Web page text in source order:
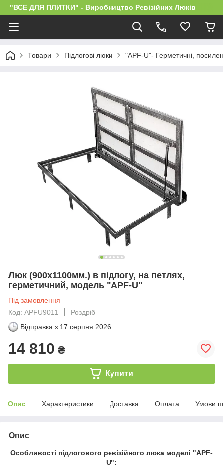
"ВСЕ ДЛЯ ПЛИТКИ" - Виробництво Ревізійних Люків
Товари Підлогові люки "APF-U"- Герметичні,
Люк (900х1100мм.) в підлогу, на петлях,
герметичний, модель "APF-U"
Під замовлення
Код: APFU9011
Роздріб
Відправка з 17 серпня 2026
14 810 ₴
Купити
Опис Характеристики Доставка Оплата Умови
Опис
Особливості підлогового ревізійного люка моделі "APF-
U":